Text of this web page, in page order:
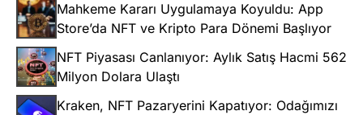
Mahkeme Kararı Uygulamaya Koyuldu: App
Store’da NFT ve Kripto Para Dönemi Başlıyor
NFT Piyasası Canlanıyor: Aylık Satış Hacmi 562
Milyon Dolara Ulaştı
Kraken, NFT Pazaryerini Kapatıyor: Odağımızı